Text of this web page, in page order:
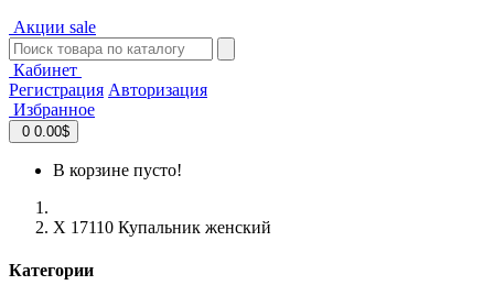
Акции sale
Кабинет
Регистрация Авторизация
Избранное
0 0.00$
В корзине пусто!
X 17110 Купальник женский
Категории